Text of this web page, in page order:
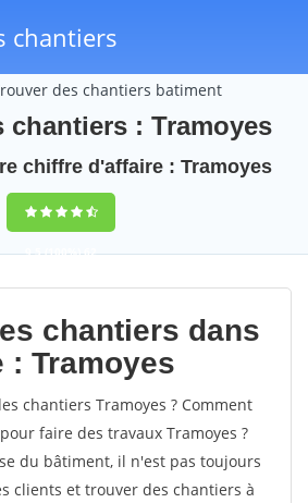
chantiers
des chantiers batiment
chantiers : Tramoyes
chiffre d'affaire : Tramoyes
9,5(100%)62
votes
chantiers dans
Tramoyes
chantiers Tramoyes ? Comment
faire des travaux Tramoyes ?
du bâtiment, il n'est pas toujours
clients et trouver des chantiers à